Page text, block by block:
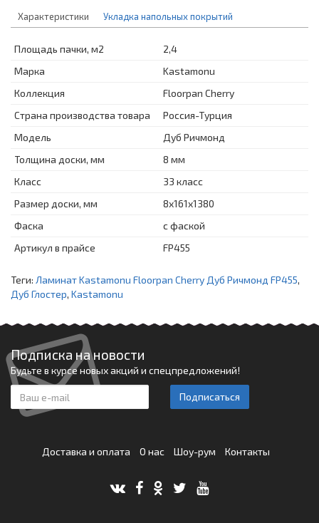
Характеристики Укладка напольных покрытий
Площадь пачки, м2
2,4
Марка
Kastamonu
Коллекция
Floorpan Cherry
Страна производства товара
Россия-Турция
Модель
Дуб Ричмонд
Толщина доски, мм
8 мм
Класс
33 класс
Размер доски, мм
8x161x1380
Фаска
с фаской
Артикул в прайсе
FP455
Теги: Ламинат Kastamonu Floorpan Cherry Дуб Ричмонд FP455,
Дуб Глостер, Kastamonu
Подписка на новости
Будьте в курсе новых акций и спецпредложений!
Подписаться
Доставка и оплата О нас Шоу-рум Контакты